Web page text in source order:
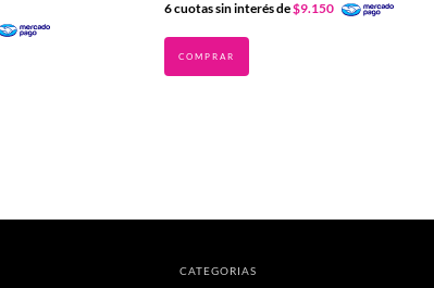
6cuotas sin interés de$9.150
CATEGORIAS